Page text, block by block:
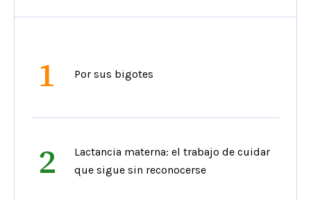
1 Por sus bigotes
2
Lactancia materna: el trabajo de cuidar
que sigue sin reconocerse